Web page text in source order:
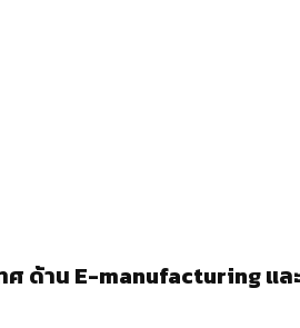
ศ ด้าน E-manufacturing แล